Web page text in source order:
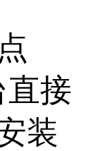
直接
装